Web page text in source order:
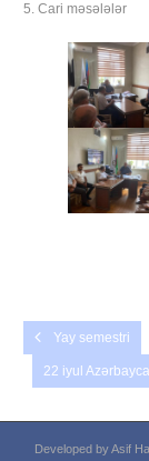
5. Cari məsələlər
Yay semestri
22 iyul
Developed by Asif